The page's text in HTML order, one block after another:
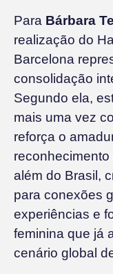
Para Bárbara
realização do
Barcelona
consolidação
Segundo ela,
mais uma vez
reforça o
além do Brasil,
para conexões
experiências e
feminina que já
cenário global